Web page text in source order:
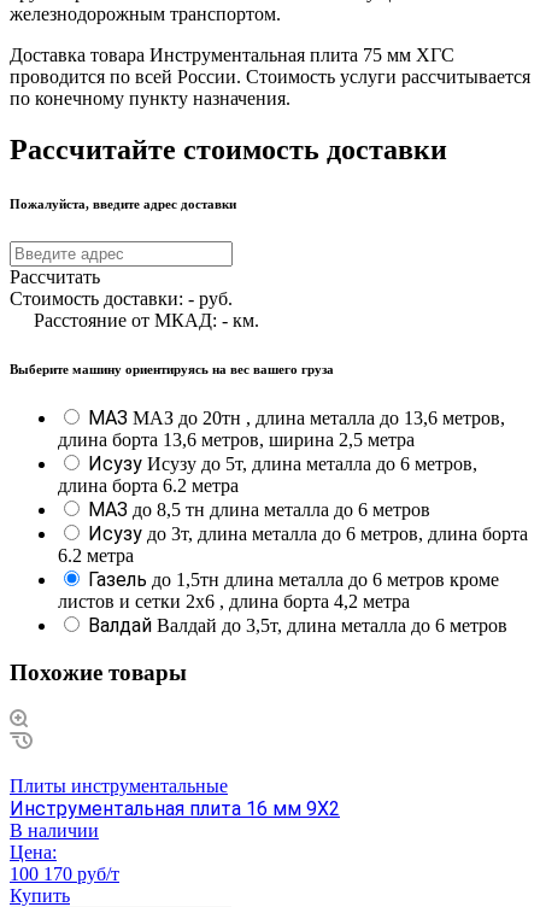
железнодорожным транспортом.
Доставка товара Инструментальная плита 75 мм ХГС
проводится по всей России. Стоимость услуги рассчитывается
по конечному пункту назначения.
Рассчитайте стоимость доставки
Пожалуйста, введите адрес доставки
Рассчитать
Стоимость доставки: - руб.
Расстояние от МКАД: - км.
Выберите машину ориентируясь на вес вашего груза
МАЗ МАЗ до 20тн , длина металла до 13,6 метров,
длина борта 13,6 метров, ширина 2,5 метра
Исузу Исузу до 5т, длина металла до 6 метров,
длина борта 6.2 метра
МАЗ до 8,5 тн длина металла до 6 метров
Исузу до 3т, длина металла до 6 метров, длина борта
6.2 метра
Газель до 1,5тн длина металла до 6 метров кроме
листов и сетки 2х6 , длина борта 4,2 метра
Валдай Валдай до 3,5т, длина металла до 6 метров
Похожие товары
Плиты инструментальные
Инструментальная плита 16 мм 9Х2
В наличии
Цена:
100 170 руб/т
Купить